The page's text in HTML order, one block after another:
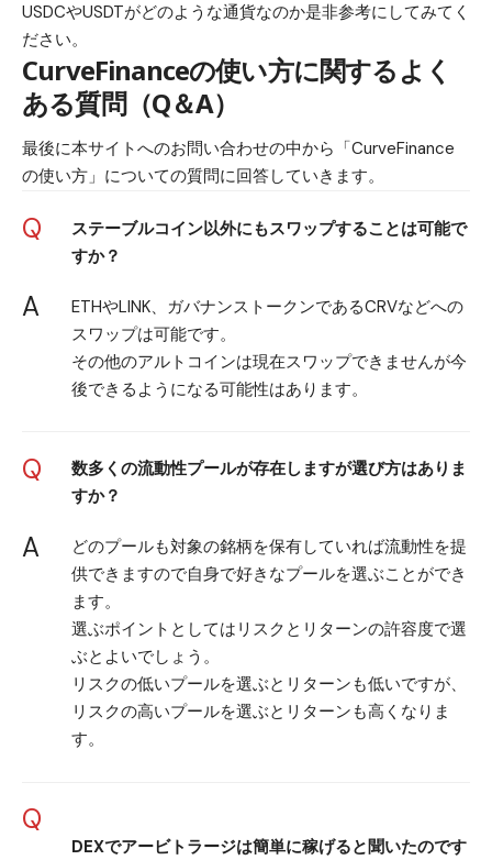
USDCやUSDTがどのような通貨なのか是非参考にしてみてく
ださい。
CurveFinanceの使い方に関するよく
ある質問（Q＆A）
最後に本サイトへのお問い合わせの中から「CurveFinance
の使い方」についての質問に回答していきます。
Q
ステーブルコイン以外にもスワップすることは可能で
すか？
A
ETHやLINK、ガバナンストークンであるCRVなどへの
スワップは可能です。
その他のアルトコインは現在スワップできませんが今
後できるようになる可能性はあります。
Q
数多くの流動性プールが存在しますが選び方はありま
すか？
A
どのプールも対象の銘柄を保有していれば流動性を提
供できますので自身で好きなプールを選ぶことができ
ます。
選ぶポイントとしてはリスクとリターンの許容度で選
ぶとよいでしょう。
リスクの低いプールを選ぶとリターンも低いですが、
リスクの高いプールを選ぶとリターンも高くなりま
す。
Q
DEXでアービトラージは簡単に稼げると聞いたのです